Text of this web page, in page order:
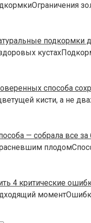
подкормки
способа
кисти, а не
— собрала все за
4 критические